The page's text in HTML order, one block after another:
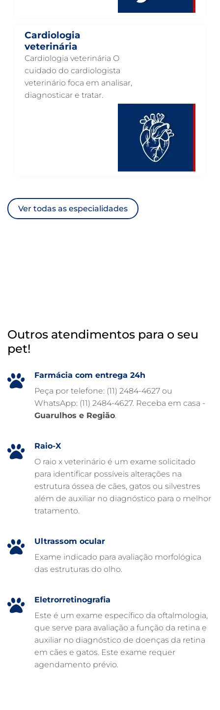
ACUPUNTURA VETERINÁRIA EM GUARULHOS
VETERINÁRIO PARA GATOS
VETERINÁRIO PARA CACHORROS
VETERINÁRIO DE ANIMAIS SILVESTRES
VETERINÁRIO URGENTE
TRATAMENTO DE ANIMAIS
HOSPITAL VETERINÁRIO 24 HORAS
HOSPITAL VETERINÁRIO
FISIOTERAPIA VETERINÁRIA
FARMÁCIA VETERINÁRIA 24H
EMERGÊNCIA VETERINÁRIA
EMERGÊNCIA PARA PETS
CUIDADOS INTENSIVOS EM ANIMAIS
CLÍNICA VETERINÁRIA ARCA
CLÍNICA VETERINÁRIA 24 HORAS
ATENDIMENTO VETERINÁRIO
Cardiologia
veterinária
Cardiologia veterinária O
cuidado do cardiologista
veterinário foca em analisar,
diagnosticar e tratar.
Ver todas as especialidades
Outros atendimentos para o seu
pet!
Farmácia com entrega 24h
Peça por telefone: (11) 2484-4627 ou
WhatsApp: (11) 2484-4627. Receba em casa -
Guarulhos e Região.
Raio-X
O raio x veterinário é um exame solicitado
para identificar possíveis alterações na
estrutura óssea de cães, gatos ou silvestres
além de auxiliar no diagnóstico para o melhor
tratamento.
Ultrassom ocular
Exame indicado para avaliação morfológica
das estruturas do olho.
Eletrorretinografia
Este é um exame específico da oftalmologia,
que serve para avaliação a função da retina e
auxiliar no diagnóstico de doenças da retina
em cães e gatos. Este exame requer
agendamento prévio.